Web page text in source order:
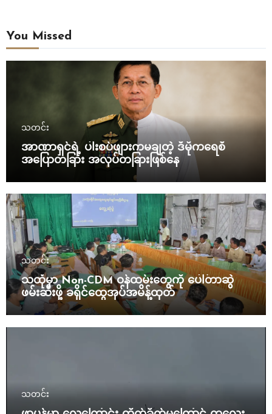
You Missed
သတင်း
အာဏာရှင်ရဲ့ ပါးစပ်ဖျားကမချတဲ့ ဒီမိုကရေစီ
အပြောတခြား အလုပ်တခြားဖြစ်နေ
သတင်း
သထုံမှာ Non-CDM ဝန်ထမ်းတွေကို ပေါ်တာဆွဲ
ဖမ်းဆီးဖို့ ခရိုင်ထွေအုပ်အမိန့်ထုတ်
သတင်း